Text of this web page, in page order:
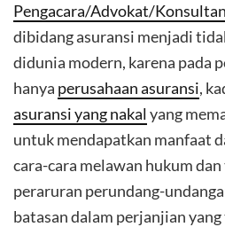
Pengacara/Advokat/
dibidang asuransi menjadi
didunia modern, karena pada
hanya perusahaan asuransi,
asuransi yang nakal yang
untuk mendapatkan manfaat
cara-cara melawan hukum
peraruran perundang-
batasan dalam perjanjian